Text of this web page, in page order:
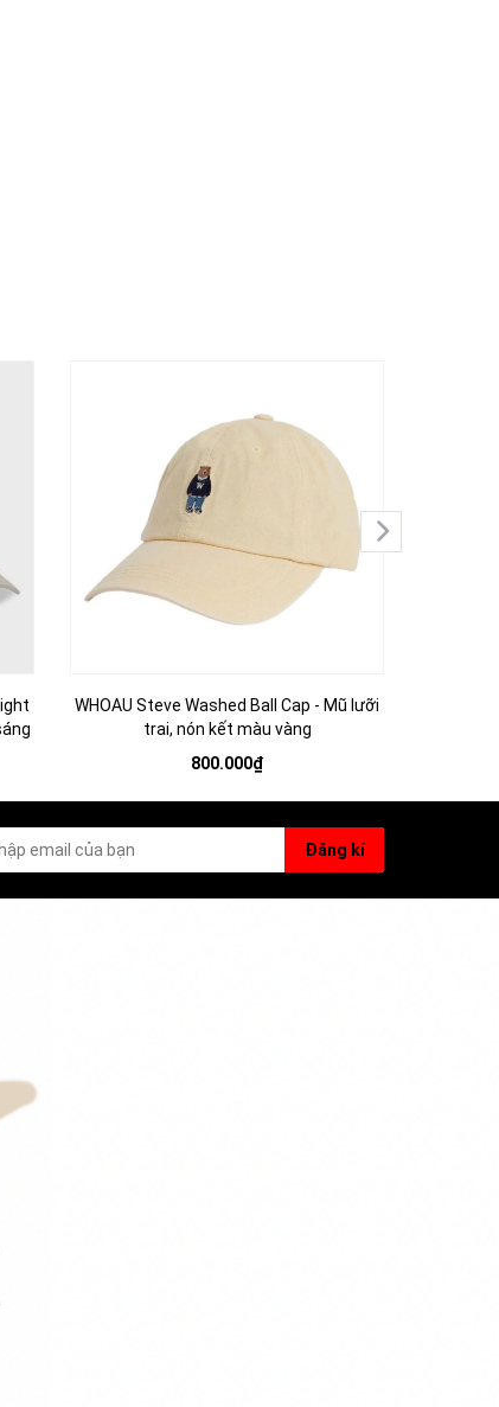
WHOAU Steve Washed Ball Cap - Mũ lưỡi
trai, nón kết màu vàng
800.000₫
Đăng kí